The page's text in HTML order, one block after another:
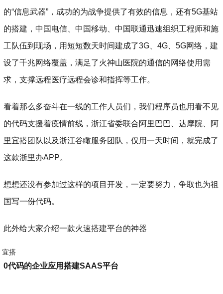
的“信息武器”，成功的为战争提供了有效的信息，还有5G基站
的搭建，中国电信、中国移动、中国联通迅速组织工程师和施
工队伍到现场，用短短数天时间建成了3G、4G、5G网络，建
设了千兆网络覆盖，满足了火神山医院的通信的网络使用需
求，支撑远程医疗远程会诊和指挥等工作。
看着那么多奋斗在一线的工作人员们，我们程序员也用看不见
的代码支援着疫情前线，浙江省委联合阿里巴巴、达摩院、阿
里宜搭团队以及浙江谷瞰服务团队，仅用一天时间，就完成了
这款浙里办APP。
想想还没有参加过这样的项目开发，一定要努力，争取也为祖
国写一份代码。
此外给大家介绍一款火速搭建平台的神器
宜搭
0代码的企业应用搭建SAAS平台